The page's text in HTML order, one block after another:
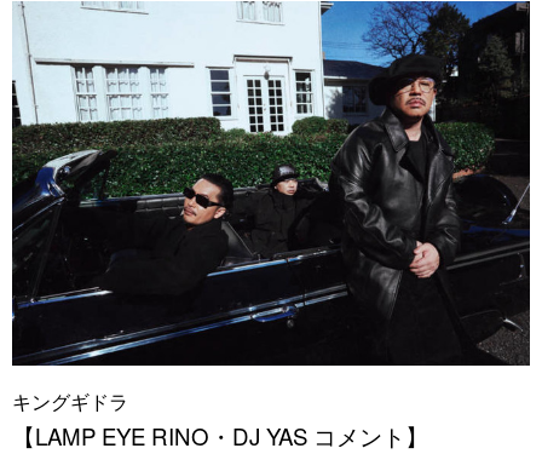
キングギドラ
【LAMP EYE RINO・DJ YAS コメント】